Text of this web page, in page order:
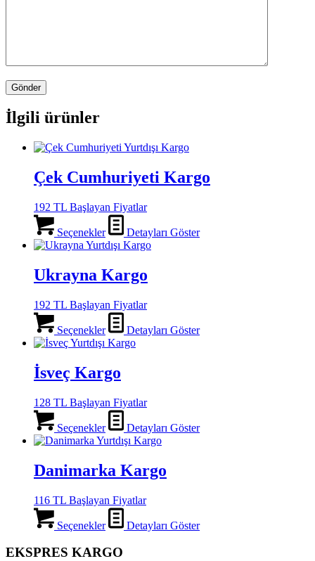
İlgili ürünler
Çek Cumhuriyeti Kargo
192 TL Başlayan Fiyatlar
Seçenekler Detayları Göster
Ukrayna Kargo
192 TL Başlayan Fiyatlar
Seçenekler Detayları Göster
İsveç Kargo
128 TL Başlayan Fiyatlar
Seçenekler Detayları Göster
Danimarka Kargo
116 TL Başlayan Fiyatlar
Seçenekler Detayları Göster
EKSPRES KARGO